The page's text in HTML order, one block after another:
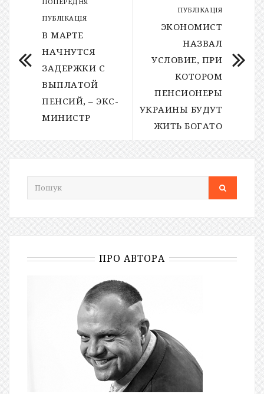
ПУБЛІКАЦІЯ
В МАРТЕ
НАЧНУТСЯ
ЗАДЕРЖКИ С
ВЫПЛАТОЙ
ПЕНСИЙ, – ЭКС-
МИНИСТР
ПУБЛІКАЦІЯ
ЭКОНОМИСТ
НАЗВАЛ
УСЛОВИЕ, ПРИ
КОТОРОМ
ПЕНСИОНЕРЫ
УКРАИНЫ БУДУТ
ЖИТЬ БОГАТО
ПРО АВТОРА